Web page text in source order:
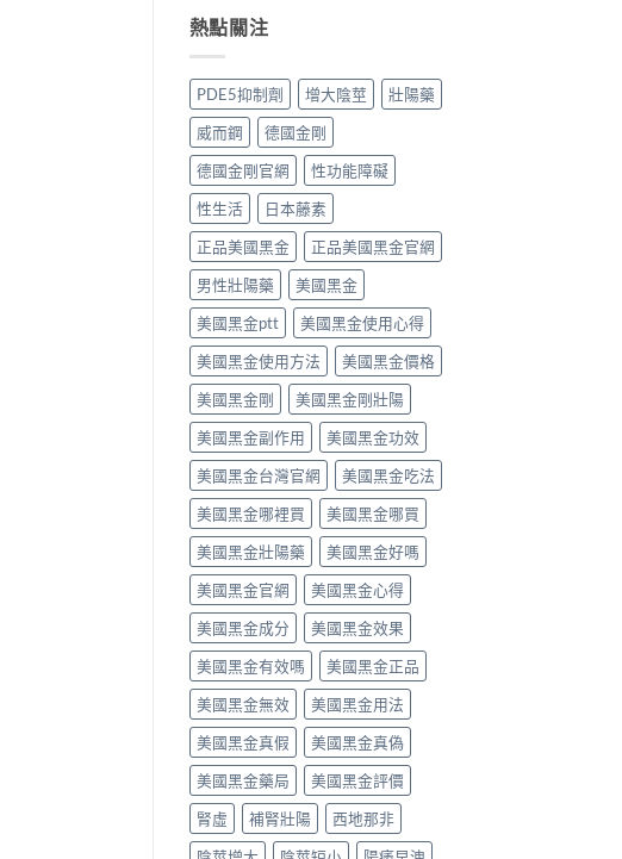
到
持
30
分，
雙
機
制
與
安
全
用
法
完
整
解
析〉
中
液
態
型
的
真
相、
用
法
與
香
港
法
律
紅
線〉
中
不
值
買？
藥
效
持
續
時
間、
正
確
用
法
與
副
作
用
完
整
評
測
指
南〉
中
勁
效
真．
有
咁
勁？
醫
師
「目
前
PE
最
有
效
之
一」
係
邊
層
意
思，
邊
類
人
先
啱
食〉
中
熱點關注
PDE5抑制劑 增大陰莖
壯陽藥
威而鋼
德國金剛
德國金剛官網
性功能障礙
性生活
日本藤素
正品美國黑金
正品美國黑金官網
男性壯陽藥
美國黑金
美國黑金ptt
美國黑金使用心得
美國黑金使用方法
美國黑金價格
美國黑金剛
美國黑金剛壯陽
美國黑金副作用
美國黑金功效
美國黑金台灣官網
美國黑金吃法
美國黑金哪裡買
美國黑金哪買
美國黑金壯陽藥
美國黑金好嗎
美國黑金官網
美國黑金心得
美國黑金成分
美國黑金效果
美國黑金有效嗎
美國黑金正品
美國黑金無效
美國黑金用法
美國黑金真假
美國黑金真偽
美國黑金藥局
美國黑金評價
腎虛
補腎壯陽
西地那非